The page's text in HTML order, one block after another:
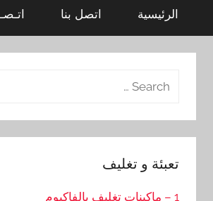
الرئيسية اتصل بنا
Search
تعبئة و تغليف
1 – ماكينات تغليف بالفاكيوم